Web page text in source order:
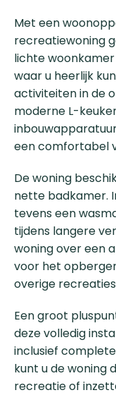
Met een
recreatiewoning
lichte
waar u heerlijk
activiteiten in de
moderne L-
een comfortabel
De woning
nette badkamer.
tevens een
tijdens langere
woning over een
voor het
overige
Een groot
deze volledig
inclusief
kunt u de woning
recreatie of